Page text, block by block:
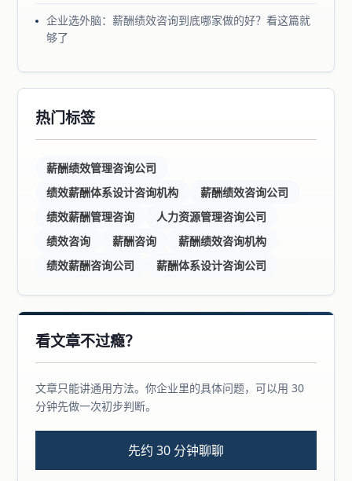
企业选外脑：薪酬绩效咨询到底哪家做的好？看这篇就
够了
热门标签
薪酬绩效管理咨询公司
绩效薪酬体系设计咨询机构
薪酬绩效咨询公司
绩效薪酬管理咨询
人力资源管理咨询公司
绩效咨询
薪酬咨询
薪酬绩效咨询机构
绩效薪酬咨询公司
薪酬体系设计咨询公司
看文章不过瘾？
文章只能讲通用方法。你企业里的具体问题，可以用 30
分钟先做一次初步判断。
先约 30 分钟聊聊